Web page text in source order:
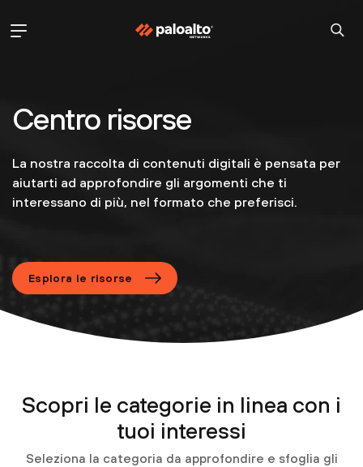
Centro risorse
La nostra raccolta di contenuti digitali è pensata per
aiutarti ad approfondire gli argomenti che ti
interessano di più, nel formato che preferisci.
Esplora le risorse
Scopri le categorie in linea con i
tuoi interessi
Seleziona la categoria da approfondire e sfoglia gli